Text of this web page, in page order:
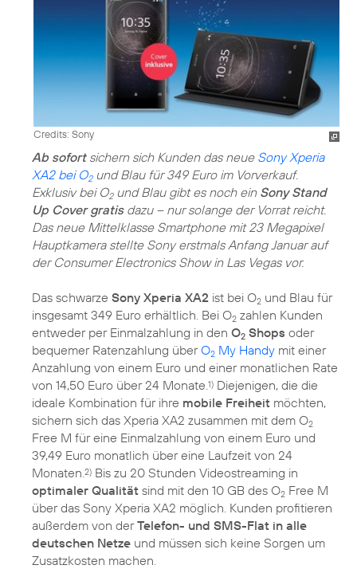
Credits: Sony
Ab sofortsichern sich Kunden das neue Sony Xperia
XA2 bei O2und Blau für 349 Euro im Vorverkauf.
Exklusiv bei O2und Blau gibt es noch ein Sony Stand
Up Cover gratisdazu – nur solange der Vorrat reicht.
Das neue Mittelklasse Smartphone mit 23 Megapixel
Hauptkamera stellte Sony erstmals Anfang Januar auf
der Consumer Electronics Show in Las Vegas vor.
Das schwarze Sony Xperia XA2 ist bei O2 und Blau für
insgesamt 349 Euro erhältlich. Bei O2 zahlen Kunden
entweder per Einmalzahlung in den O2 Shops oder
bequemer Ratenzahlung überO2 My Handy mit einer
Anzahlung von einem Euro und einer monatlichen Rate
von 14,50 Euro über 24 Monate. 1) Diejenigen, die die
ideale Kombination für ihre mobile Freiheit möchten,
sichern sich das Xperia XA2 zusammen mit dem O2
Free M für eine Einmalzahlung von einem Euro und
39,49 Euro monatlich über eine Laufzeit von 24
Monaten. 2) Bis zu 20 Stunden Videostreaming in
optimaler Qualität sind mit den 10 GB des O2 Free M
über das Sony Xperia XA2 möglich. Kunden profitieren
außerdem von derTelefon- und SMS-Flat in alle
deutschen Netze und müssen sich keine Sorgen um
Zusatzkosten machen.